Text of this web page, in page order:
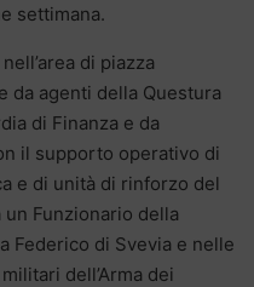
settimana.
di piazza
da agenti della Questura
di Finanza e da
il supporto operativo di
e di unità di rinforzo del
Funzionario della
Federico di Svevia e nelle
dell’Arma dei